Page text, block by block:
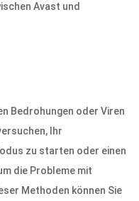
Avast und
Bedrohungen oder Viren
Ihr
zu starten oder einen
die Probleme mit
Methoden können Sie